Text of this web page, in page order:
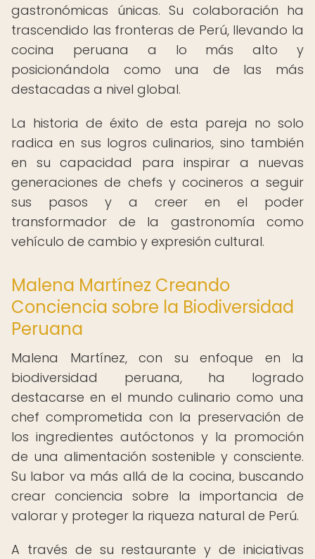
gastronómicas únicas. Su colaboración ha
trascendido las fronteras de Perú, llevando la
cocina peruana a lo más alto y
posicionándola como una de las más
destacadas a nivel global.
La historia de éxito de esta pareja no solo
radica en sus logros culinarios, sino también
en su capacidad para inspirar a nuevas
generaciones de chefs y cocineros a seguir
sus pasos y a creer en el poder
transformador de la gastronomía como
vehículo de cambio y expresión cultural.
Malena Martínez Creando
Conciencia sobre la Biodiversidad
Peruana
Malena Martínez, con su enfoque en la
biodiversidad peruana, ha logrado
destacarse en el mundo culinario como una
chef comprometida con la preservación de
los ingredientes autóctonos y la promoción
de una alimentación sostenible y consciente.
Su labor va más allá de la cocina, buscando
crear conciencia sobre la importancia de
valorar y proteger la riqueza natural de Perú.
A través de su restaurante y de iniciativas